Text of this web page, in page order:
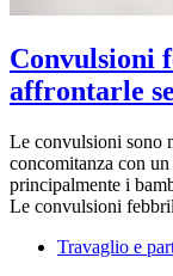
Convulsioni
affrontarle
Le convulsioni sono
concomitanza con
principalmente i
Le convulsioni
Travaglio e